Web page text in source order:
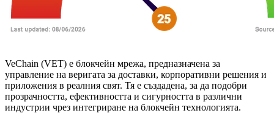
VeChain (VET) е блокчейн мрежа, предназначена за
управление на веригата за доставки, корпоративни решения и
приложения в реалния свят. Тя е създадена, за да подобри
прозрачността, ефективността и сигурността в различни
индустрии чрез интегриране на блокчейн технологията.